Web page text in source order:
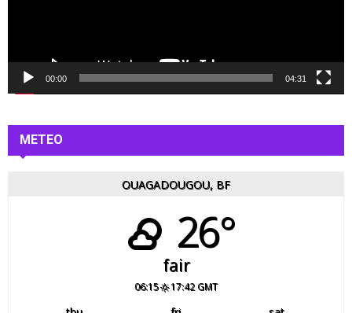
d
o
00:00 04:31
METEO
OUAGADOUGOU, BF
26°
fair
06:15 17:42 GMT